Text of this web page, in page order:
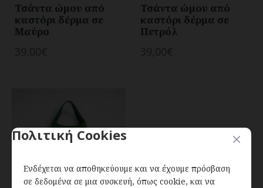
Πολιτική Cookies
Ενδέχεται να αποθηκεύουμε και να έχουμε πρόσβαση
σε δεδομένα σε μια συσκευή, όπως cookie, και να
Τσάντα ώμου από
καστόρι δέρμα σε
Μαύρο
Τσάντα ώμου από
καστόρι δέρμα σε
Πετρόλ